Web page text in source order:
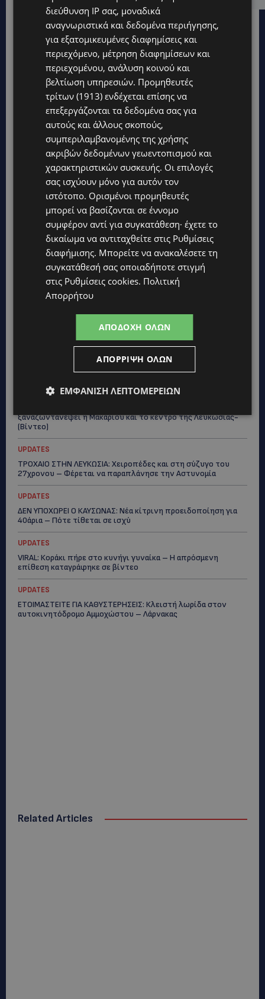
UPDATES
ΤΑΣΟΣ ΧΑΤΖΗΓΙΟΒΑΝΗΣ: Η συγκλονιστική ιστορία του
12χρονου Δημήτρη και η δωρεά των 12.500 ευρώ που του
έδωσε ελπίδα
ΕΞΩΤΙΚΑ ΖΩΑ ΣΤΗΝ ΚΥΠΡΟ: Πότε επιτρέπεται και πότε
απαγορεύεται να έχεις μαϊμού ως κατοικίδιο – Ποια ζώα
μπορείς να διατηρείς νόμιμα
ΧΩΡΙΣ ΣΩΣΣΙΒΙΟ Η ΘΑΛΑΣΣΙΑ ΣΥΝΔΕΣΗ ΚΥΠΡΟΥ-ΕΛΛΑΔΑΣ:
«Χωρίς επιδότηση το πλοίο δεν θα ξανασηκώσει άγκυρα»
STORIES
ξαναζωντανέψει η Μακαρίου και το κέντρο της Λευκωσίας-
(Βίντεο)
UPDATES
ΤΡΟΧΑΙΟ ΣΤΗΝ ΛΕΥΚΩΣΙΑ: Χειροπέδες και στη σύζυγο του
27χρονου – Φέρεται να παραπλάνησε την Αστυνομία
UPDATES
ΔΕΝ ΥΠΟΧΩΡΕΙ Ο ΚΑΥΣΩΝΑΣ: Νέα κίτρινη προειδοποίηση για
40άρια – Πότε τίθεται σε ισχύ
UPDATES
VIRAL: Κοράκι πήρε στο κυνήγι γυναίκα – Η απρόσμενη
επίθεση καταγράφηκε σε βίντεο
UPDATES
ΕΤΟΙΜΑΣΤΕΙΤΕ ΓΙΑ ΚΑΘΥΣΤΕΡΗΣΕΙΣ: Κλειστή λωρίδα στον
αυτοκινητόδρομο Αμμοχώστου – Λάρνακας
Related Articles
διεύθυνση IP σας, μοναδικά
αναγνωριστικά και δεδομένα περιήγησης,
για εξατομικευμένες διαφημίσεις και
περιεχόμενο, μέτρηση διαφημίσεων και
περιεχομένου, ανάλυση κοινού και
βελτίωση υπηρεσιών. Προμηθευτές
τρίτων (1913) ενδέχεται επίσης να
επεξεργάζονται τα δεδομένα σας για
αυτούς και άλλους σκοπούς,
συμπεριλαμβανομένης της χρήσης
ακριβών δεδομένων γεωεντοπισμού και
χαρακτηριστικών συσκευής. Οι επιλογές
σας ισχύουν μόνο για αυτόν τον
ιστότοπο. Ορισμένοι προμηθευτές
μπορεί να βασίζονται σε έννομο
συμφέρον αντί για συγκατάθεση· έχετε το
δικαίωμα να αντιταχθείτε στις Ρυθμίσεις
διαφήμισης. Μπορείτε να ανακαλέσετε τη
συγκατάθεσή σας οποιαδήποτε στιγμή
στις Ρυθμίσεις cookies. Πολιτική
Απορρήτου
ΑΠΟΔΟΧΉ ΌΛΩΝ
ΑΠΌΡΡΙΨΗ ΌΛΩΝ
ΕΜΦΆΝΙΣΗ ΛΕΠΤΟΜΕΡΕΙΏΝ